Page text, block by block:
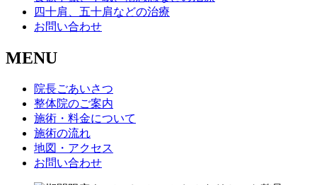
四十肩、五十肩などの治療
お問い合わせ
MENU
院長ごあいさつ
整体院のご案内
施術・料金について
施術の流れ
地図・アクセス
お問い合わせ